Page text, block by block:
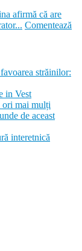
afirmă că are
Comentează
străinilor:
in Vest
ori mai mulți
de aceast
interetnică